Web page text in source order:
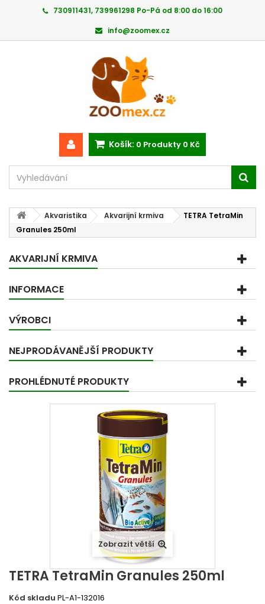
730911431, 739961298 Po-Pá od 8:00 do 16:00
info@zoomex.cz
Košík: 0 Produkty 0 Kč
Akvaristika Akvarijní krmiva
TETRA TetraMin
Granules 250ml
AKVARIJNÍ KRMIVA
INFORMACE
VÝROBCI
NEJPRODÁVANĚJŠÍ PRODUKTY
PROHLÉDNUTÉ PRODUKTY
Zobrazit větší
TETRA TetraMin Granules 250ml
Kód skladu PL-A1-132016